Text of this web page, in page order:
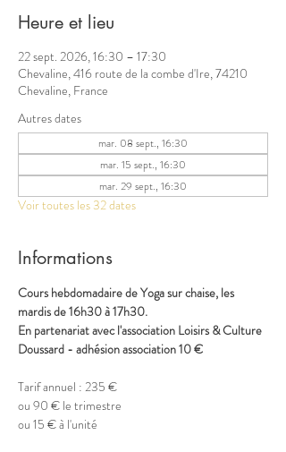
Heure et lieu
22 sept. 2026, 16:30 – 17:30
Chevaline, 416 route de la combe d'Ire, 74210
Chevaline, France
Autres dates
mar. 08 sept., 16:30
mar. 15 sept., 16:30
mar. 29 sept., 16:30
Voir toutes les 32 dates
Informations
Cours hebdomadaire de Yoga sur chaise, les
mardis de 16h30 à 17h30.
En partenariat avec l'association Loisirs & Culture
Doussard - adhésion association 10 €
Tarif annuel : 235 €
ou 90 € le trimestre
ou 15 € à l'unité